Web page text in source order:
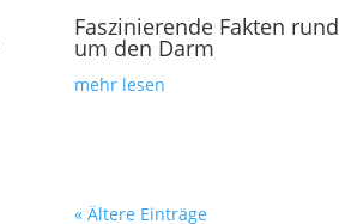
Faszinierende Fakten rund
um den Darm
mehr lesen
« Ältere Einträge